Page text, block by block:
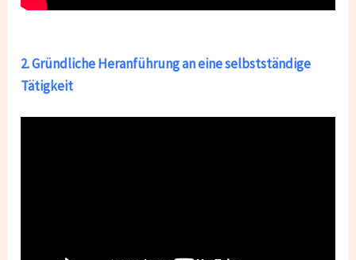
2. Gründliche Heranführung an eine selbstständige
Tätigkeit